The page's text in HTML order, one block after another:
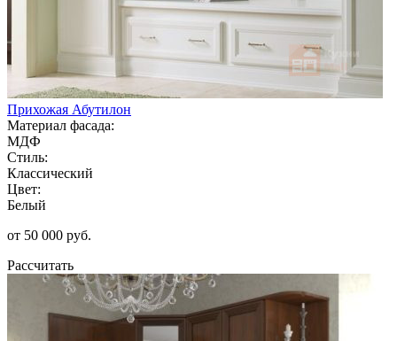
Прихожая Абутилон
Материал фасада:
МДФ
Стиль:
Классический
Цвет:
Белый
от 50 000 руб.
Рассчитать